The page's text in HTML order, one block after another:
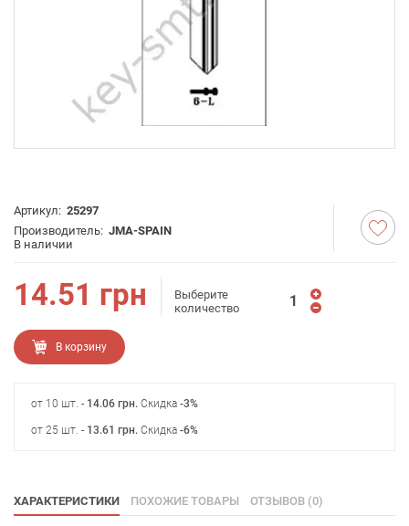
Артикул: 25297
Производитель: JMA-SPAIN
В наличии
14.51 грн
Выберите
количество
В корзину
от 10 шт. - 14.06 грн. Скидка -3%
от 25 шт. - 13.61 грн. Скидка -6%
ХАРАКТЕРИСТИКИ ПОХОЖИЕ ТОВАРЫ ОТЗЫВОВ (0)